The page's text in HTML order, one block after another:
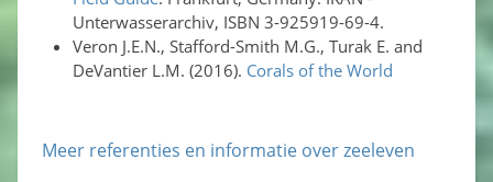
Unterwasserarchiv, ISBN 3-925919-69-4.
Veron J.E.N., Stafford-Smith M.G., Turak E. and
DeVantier L.M. (2016). Corals of the World
Meer referenties en informatie over zeeleven